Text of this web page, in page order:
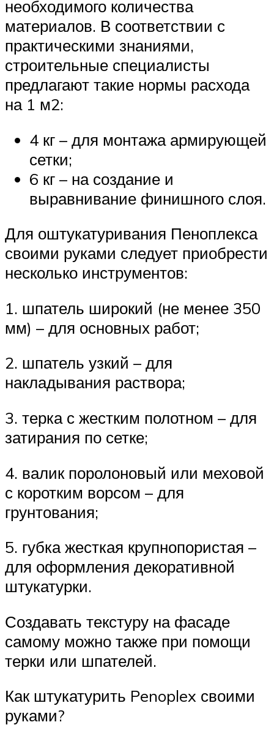
необходимого количества
материалов. В соответствии с
практическими знаниями,
строительные специалисты
предлагают такие нормы расхода
на 1 м2:
4 кг – для монтажа армирующей
сетки;
6 кг – на создание и
выравнивание финишного слоя.
Для оштукатуривания Пеноплекса
своими руками следует приобрести
несколько инструментов:
1. шпатель широкий (не менее 350
мм) – для основных работ;
2. шпатель узкий – для
накладывания раствора;
3. терка с жестким полотном – для
затирания по сетке;
4. валик поролоновый или меховой
с коротким ворсом – для
грунтования;
5. губка жесткая крупнопористая –
для оформления декоративной
штукатурки.
Создавать текстуру на фасаде
самому можно также при помощи
терки или шпателей.
Как штукатурить Penoplex своими
руками?